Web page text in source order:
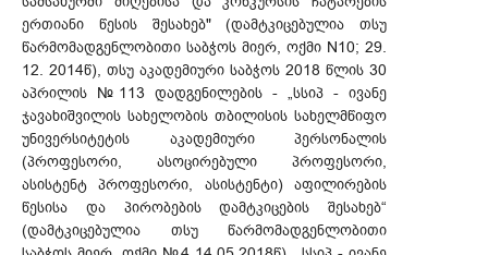
ერთიანი წესის შესახებ" (დამტკიცებულია თსუ
წარმომადგენლობითი საბჭოს მიერ, ოქმი N10; 29.
12. 2014წ), თსუ აკადემიური საბჭოს 2018 წლის 30
აპრილის №113 დადგენილების - „სსიპ - ივანე
ჯავახიშვილის სახელობის თბილისის სახელმწიფო
უნივერსიტეტის აკადემიური პერსონალის
(პროფესორი, ასოცირებული პროფესორი,
ასისტენტ პროფესორი, ასისტენტი) აფილირების
წესისა და პირობების დამტკიცების შესახებ“
(დამტკიცებულია თსუ წარმომადგენლობითი